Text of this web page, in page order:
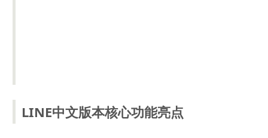
LINE中文版本核心功能亮点